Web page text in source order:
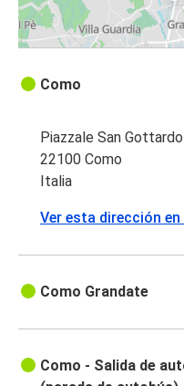
Como
Piazzale San Gottardo
22100 Como
Italia
Ver esta dirección
Como Grandate
Como - Salida de